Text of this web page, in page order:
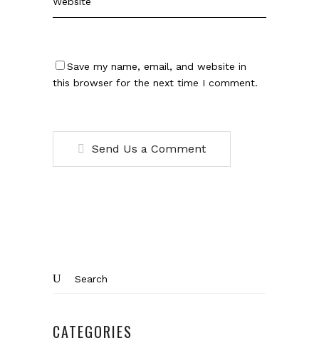
Save my name, email, and website in
this browser for the next time I comment.
Send Us a Comment
CATEGORIES